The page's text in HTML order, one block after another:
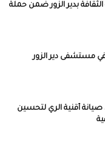
الثقافة بدير الزور ضمن حملة
في مستشفى دير الزور
صيانة أقنية الري لتحسين